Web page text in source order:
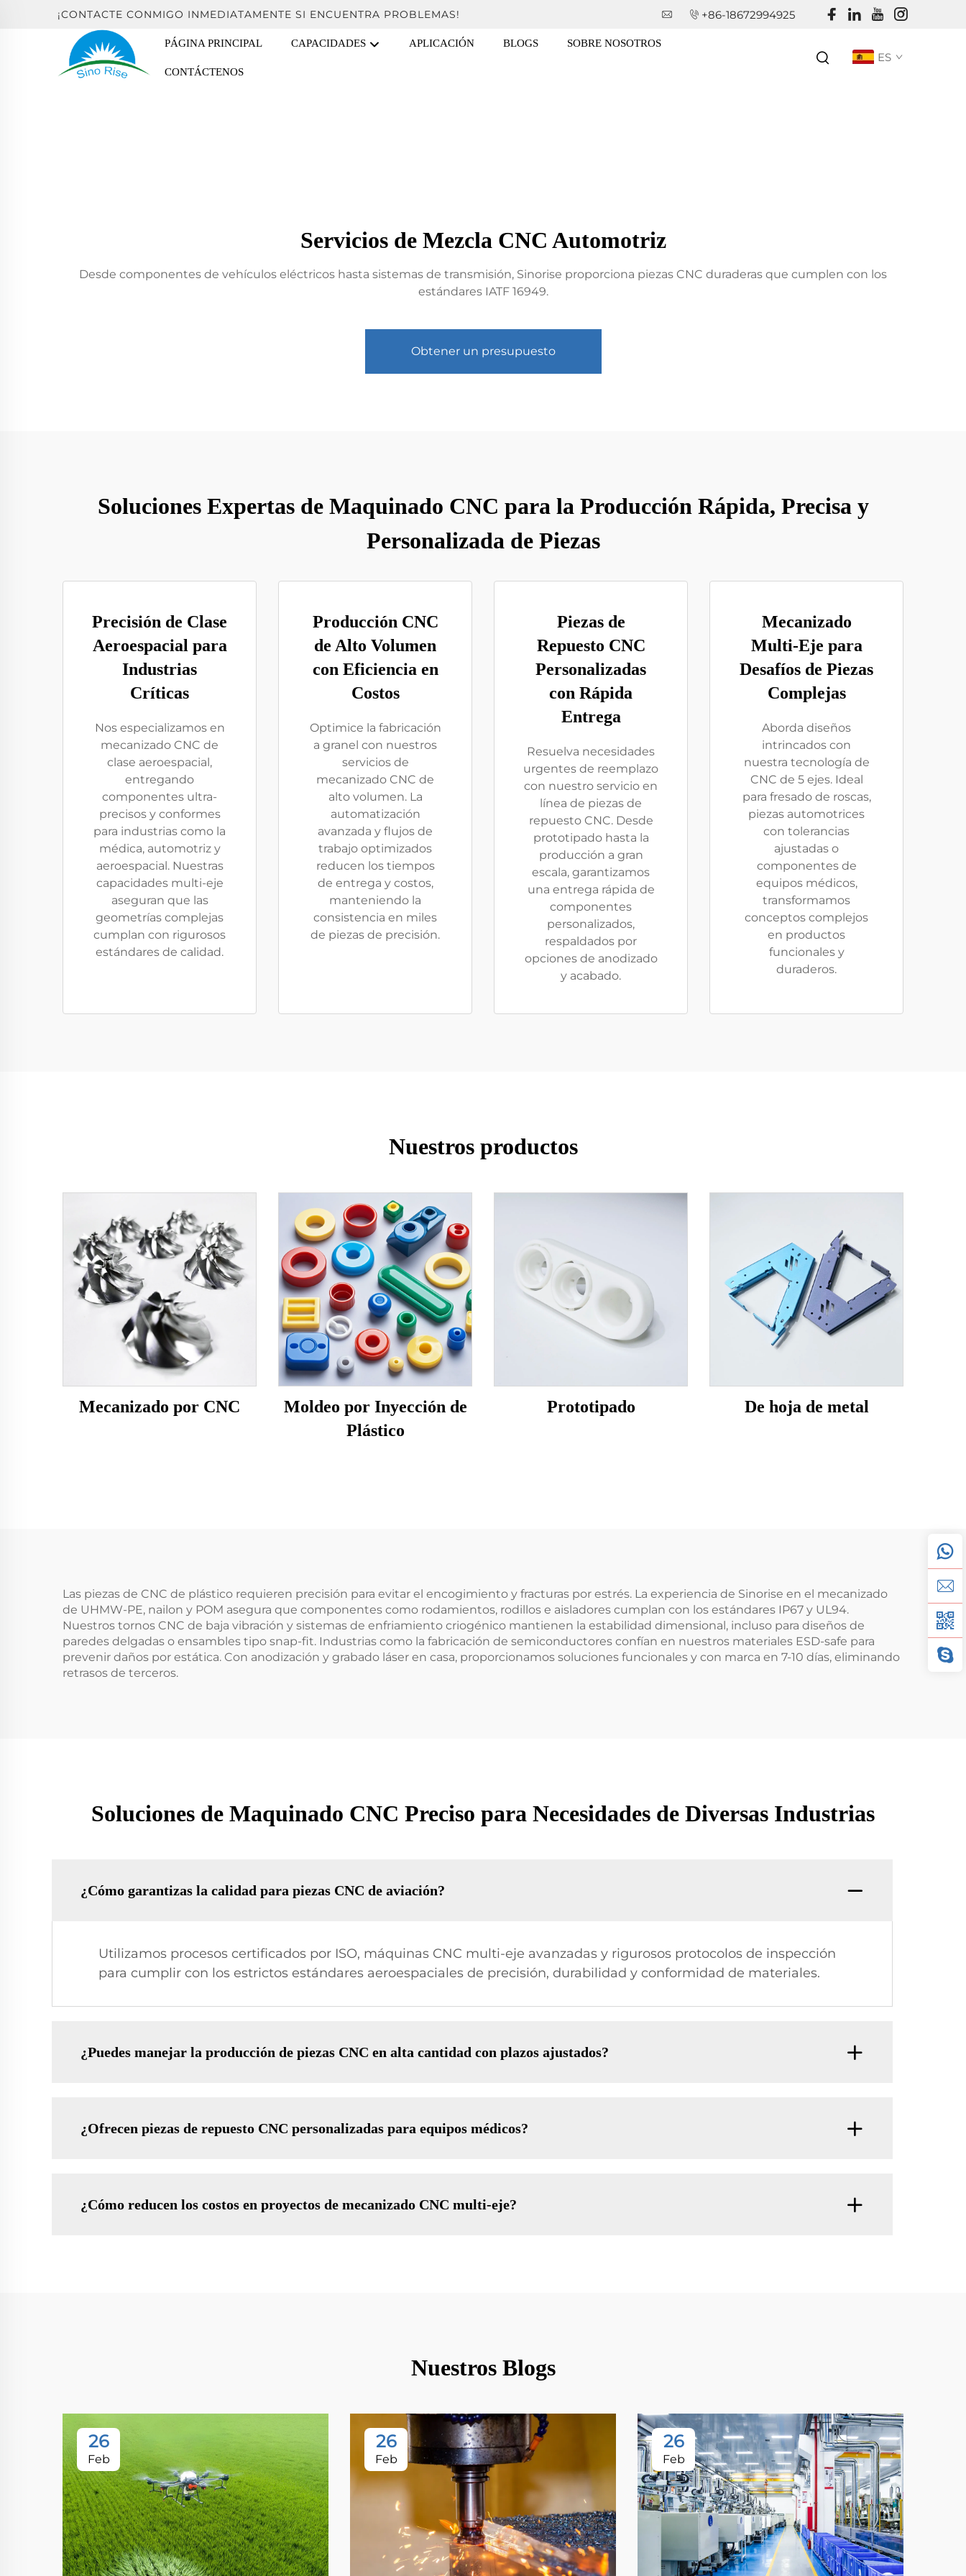
¡CONTACTE CONMIGO INMEDIATAMENTE SI ENCUENTRA PROBLEMAS! +86-18672994925
PÁGINA PRINCIPAL CAPACIDADES APLICACIÓN BLOGS SOBRE NOSOTROS
CONTÁCTENOS
ES
Servicios de Mezcla CNC Automotriz
Desde componentes de vehículos eléctricos hasta sistemas de transmisión, Sinorise proporciona piezas CNC duraderas que cumplen con los
estándares IATF 16949.
Obtener un presupuesto
Soluciones Expertas de Maquinado CNC para la Producción Rápida, Precisa y
Personalizada de Piezas
Precisión de Clase
Aeroespacial para
Industrias
Críticas
Nos especializamos en
mecanizado CNC de
clase aeroespacial,
entregando
componentes ultra-
precisos y conformes
para industrias como la
médica, automotriz y
aeroespacial. Nuestras
capacidades multi-eje
aseguran que las
geometrías complejas
cumplan con rigurosos
estándares de calidad.
Producción CNC
de Alto Volumen
con Eficiencia en
Costos
Optimice la fabricación
a granel con nuestros
servicios de
mecanizado CNC de
alto volumen. La
automatización
avanzada y flujos de
trabajo optimizados
reducen los tiempos
de entrega y costos,
manteniendo la
consistencia en miles
de piezas de precisión.
Piezas de
Repuesto CNC
Personalizadas
con Rápida
Entrega
Resuelva necesidades
urgentes de reemplazo
con nuestro servicio en
línea de piezas de
repuesto CNC. Desde
prototipado hasta la
producción a gran
escala, garantizamos
una entrega rápida de
componentes
personalizados,
respaldados por
opciones de anodizado
y acabado.
Mecanizado
Multi-Eje para
Desafíos de Piezas
Complejas
Aborda diseños
intrincados con
nuestra tecnología de
CNC de 5 ejes. Ideal
para fresado de roscas,
piezas automotrices
con tolerancias
ajustadas o
componentes de
equipos médicos,
transformamos
conceptos complejos
en productos
funcionales y
duraderos.
Nuestros productos
Mecanizado por CNC
Moldeo por Inyección de
Plástico
Prototipado De hoja de metal
Las piezas de CNC de plástico requieren precisión para evitar el encogimiento y fracturas por estrés. La experiencia de Sinorise en el mecanizado
de UHMW-PE, nailon y POM asegura que componentes como rodamientos, rodillos e aisladores cumplan con los estándares IP67 y UL94.
Nuestros tornos CNC de baja vibración y sistemas de enfriamiento criogénico mantienen la estabilidad dimensional, incluso para diseños de
paredes delgadas o ensambles tipo snap-fit. Industrias como la fabricación de semiconductores confían en nuestros materiales ESD-safe para
prevenir daños por estática. Con anodización y grabado láser en casa, proporcionamos soluciones funcionales y con marca en 7-10 días, eliminando
retrasos de terceros.
Soluciones de Maquinado CNC Preciso para Necesidades de Diversas Industrias
¿Cómo garantizas la calidad para piezas CNC de aviación?
Utilizamos procesos certificados por ISO, máquinas CNC multi-eje avanzadas y rigurosos protocolos de inspección
para cumplir con los estrictos estándares aeroespaciales de precisión, durabilidad y conformidad de materiales.
¿Puedes manejar la producción de piezas CNC en alta cantidad con plazos ajustados?
¿Ofrecen piezas de repuesto CNC personalizadas para equipos médicos?
¿Cómo reducen los costos en proyectos de mecanizado CNC multi-eje?
Nuestros Blogs
26
Feb
26
Feb
26
Feb